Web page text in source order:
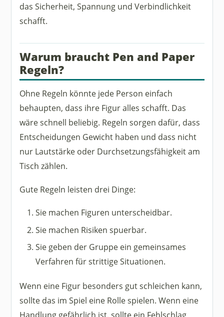
das Sicherheit, Spannung und Verbindlichkeit
schafft.
Warum braucht Pen and Paper
Regeln?
Ohne Regeln könnte jede Person einfach
behaupten, dass ihre Figur alles schafft. Das
wäre schnell beliebig. Regeln sorgen dafür, dass
Entscheidungen Gewicht haben und dass nicht
nur Lautstärke oder Durchsetzungsfähigkeit am
Tisch zählen.
Gute Regeln leisten drei Dinge:
Sie machen Figuren unterscheidbar.
Sie machen Risiken spuerbar.
Sie geben der Gruppe ein gemeinsames
Verfahren für strittige Situationen.
Wenn eine Figur besonders gut schleichen kann,
sollte das im Spiel eine Rolle spielen. Wenn eine